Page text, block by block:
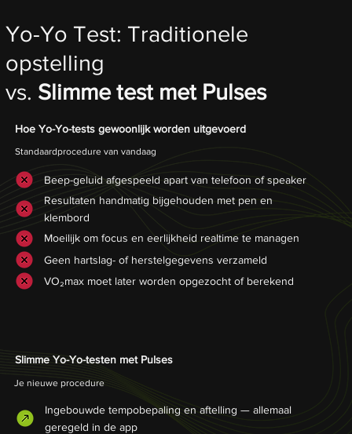
Yo-Yo Test: Traditionele
opstelling
vs. Slimme test met Pulses
Hoe Yo-Yo-tests gewoonlijk worden uitgevoerd
Standaardprocedure van vandaag
Beep-geluid afgespeeld apart van telefoon of speaker
Resultaten handmatig bijgehouden met pen en
klembord
Moeilijk om focus en eerlijkheid realtime te managen
Geen hartslag- of herstelgegevens verzameld
VO₂max moet later worden opgezocht of berekend
Slimme Yo-Yo-testen met Pulses
Je nieuwe procedure
Ingebouwde tempobepaling en aftelling — allemaal
geregeld in de app